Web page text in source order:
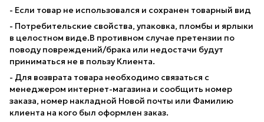
- Если товар не использовался и сохранен товарный вид
- Потребительские свойства, упаковка, пломбы и ярлыки
в целостном виде.В противном случае претензии по
поводу повреждений/брака или недостачи будут
приниматься не в пользу Клиента.
- Для возврата товара необходимо связаться с
менеджером интернет-магазина и сообщить номер
заказа, номер накладной Новой почты или Фамилию
клиента на кого был оформлен заказ.